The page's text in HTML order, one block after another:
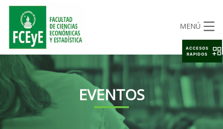
MENÚ
EVENTOS
ACCESOS
RAPIDOS